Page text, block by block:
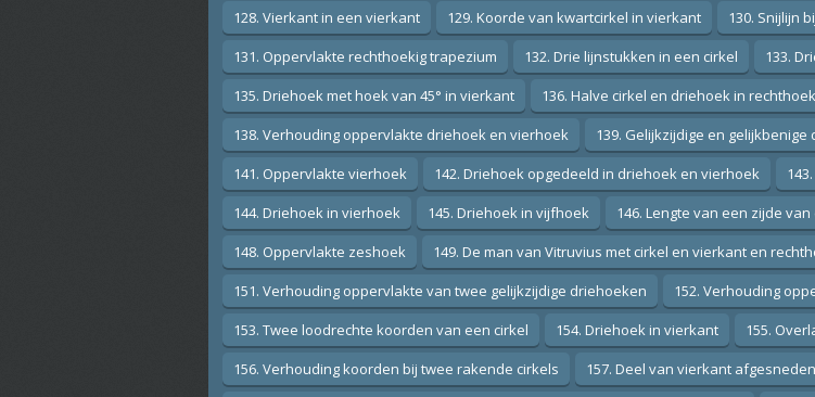
128. Vierkant in een vierkant
129. Koorde van kwartcirkel in vierkant
130. Snijlijn
131. Oppervlakte rechthoekig trapezium
132. Drie lijnstukken in een cirkel 133.
135. Driehoek met hoek van 45° in vierkant
136. Halve cirkel en driehoek in rechthoek
138. Verhouding oppervlakte driehoek en vierhoek
139. Gelijkzijdige en gelijkbenige
141. Oppervlakte vierhoek
142. Driehoek opgedeeld in driehoek en vierhoek
144. Driehoek in vierhoek
145. Driehoek in vijfhoek 146. Lengte van een zijde
148. Oppervlakte zeshoek
149. De man van Vitruvius met cirkel en vierkant en
151. Verhouding oppervlakte van twee gelijkzijdige driehoeken
152. Verhouding
153. Twee loodrechte koorden van een cirkel
154. Driehoek in vierkant
155.
156. Verhouding koorden bij twee rakende cirkels
157. Deel van vierkant